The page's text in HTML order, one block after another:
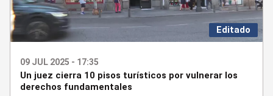
Editado
09 JUL 2025 - 17:35
Un juez cierra 10 pisos turísticos por vulnerar los
derechos fundamentales